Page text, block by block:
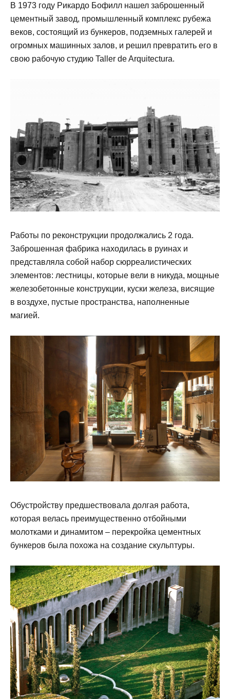
В 1973 году Рикардо Бофилл нашел заброшенный
цементный завод, промышленный комплекс рубежа
веков, состоящий из бункеров, подземных галерей и
огромных машинных залов, и решил превратить его в
свою рабочую студию Taller de Arquitectura.
Работы по реконструкции продолжались 2 года.
Заброшенная фабрика находилась в руинах и
представляла собой набор сюрреалистических
элементов: лестницы, которые вели в никуда, мощные
железобетонные конструкции, куски железа, висящие
в воздухе, пустые пространства, наполненные
магией.
Обустройству предшествовала долгая работа,
которая велась преимущественно отбойными
молотками и динамитом – перекройка цементных
бункеров была похожа на создание скульптуры.